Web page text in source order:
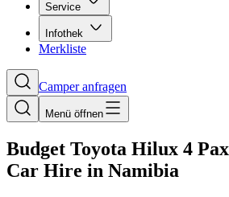
Service
Infothek
Merkliste
Camper anfragen
Menü öffnen
Budget Toyota Hilux 4
Car Hire in Namibia